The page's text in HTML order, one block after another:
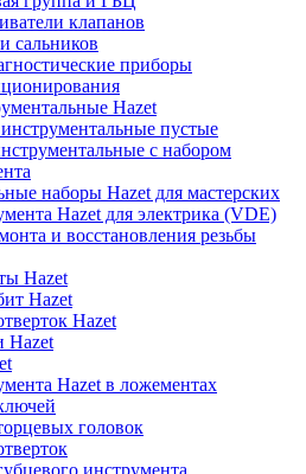
клапанов
сальников
приборы
Hazet
пустые
с набором
наборы Hazet для мастерских
Hazet для электрика (VDE)
и восстановления резьбы
Hazet
Hazet
Hazet
Hazet
Hazet в ложементах
головок
инструмента